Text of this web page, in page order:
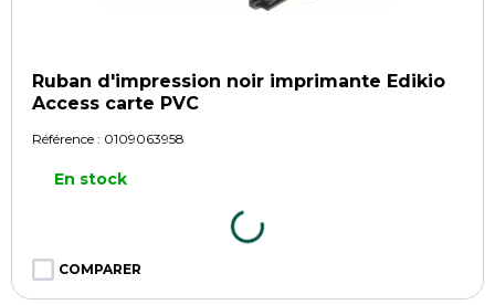
Ruban d'impression noir imprimante Edikio
Access carte PVC
Référence : 0109063958
En stock
COMPARER